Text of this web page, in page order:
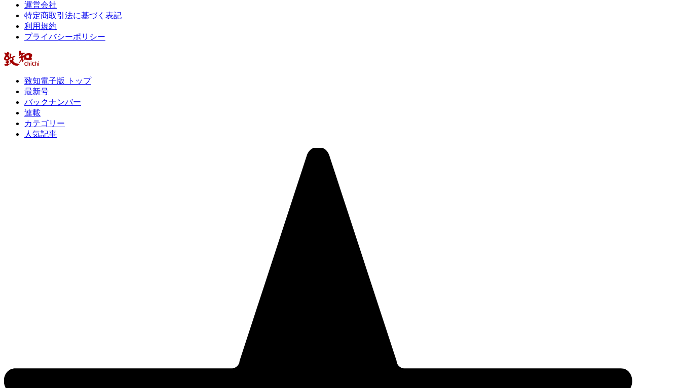
運営会社
特定商取引法に基づく表記
利用規約
プライバシーポリシー
致知電子版 トップ
最新号
バックナンバー
連載
カテゴリー
人気記事